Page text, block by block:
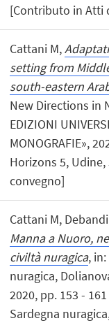
[Contributo in Atti
Cattani M,
setting from
south-eastern
New Directions in
EDIZIONI
MONOGRAFIE»,
Horizons 5,
convegno]
Cattani M,
Manna a Nuoro,
civiltà nuragica,
nuragica,
2020, pp. 153 -
Sardegna